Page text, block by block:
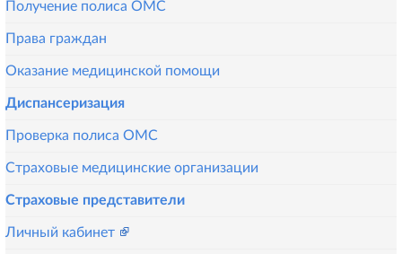
Получение полиса ОМС
Права граждан
Оказание медицинской помощи
Диспансеризация
Проверка полиса ОМС
Страховые медицинские организации
Страховые представители
Личный кабинет